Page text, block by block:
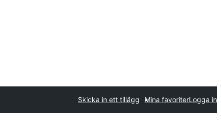
Skicka in ett tillägg Mina favoriterLogga in